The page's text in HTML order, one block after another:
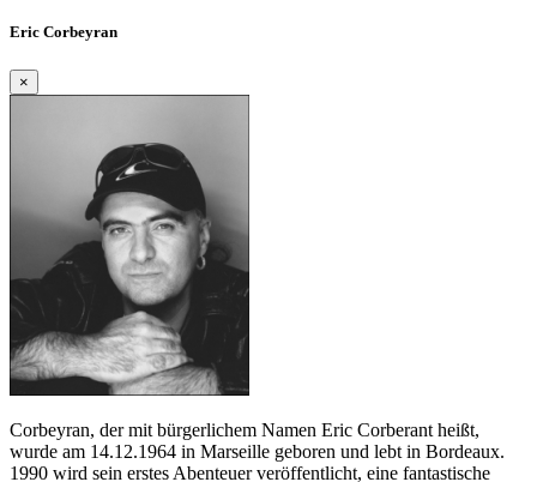
Eric Corbeyran
×
Corbeyran, der mit bürgerlichem Namen Eric Corberant heißt,
wurde am 14.12.1964 in Marseille geboren und lebt in Bordeaux.
1990 wird sein erstes Abenteuer veröffentlicht, eine fantastische